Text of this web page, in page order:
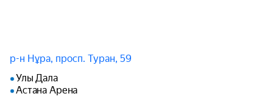
р-н Нұра, просп. Туран, 59
Улы Дала
Астана Арена